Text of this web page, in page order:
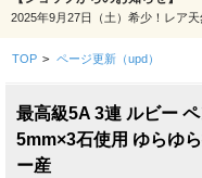
2025年9月27日（土）希少！レア天
TOP > ページ更新（upd）
最高級5A 3連 ルビー
5mm×3石使用 ゆらゆ
ー産